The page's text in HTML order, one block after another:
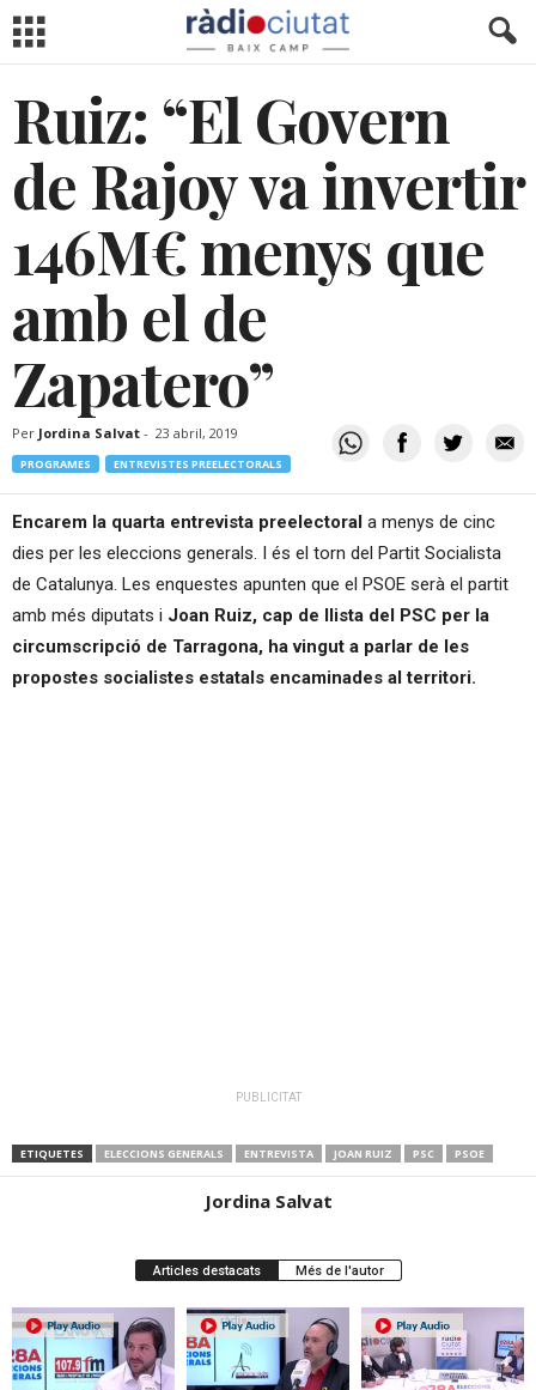
Ruiz: “El Govern
de Rajoy va invertir
146M€ menys que
amb el de
Zapatero”
Per Jordina Salvat - 23 abril, 2019
PROGRAMES ENTREVISTES PREELECTORALS
Encarem la quarta entrevista preelectoral a menys de cinc
dies per les eleccions generals. I és el torn del Partit Socialista
de Catalunya. Les enquestes apunten que el PSOE serà el partit
amb més diputats i Joan Ruiz, cap de llista del PSC per la
circumscripció de Tarragona, ha vingut a parlar de les
propostes socialistes estatals encaminades al territori.
PUBLICITAT
ETIQUETES ELECCIONS GENERALS ENTREVISTA JOAN RUIZ PSC PSOE
Jordina Salvat
Articles destacats Més de l'autor